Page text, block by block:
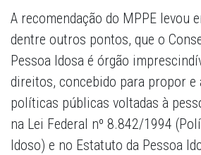
A recomendação do MPPE levou
dentre outros pontos, que o
Pessoa Idosa é órgão
direitos, concebido para propor e
políticas públicas voltadas à
na Lei Federal nº 8.842/1994
Idoso) e no Estatuto da Pessoa